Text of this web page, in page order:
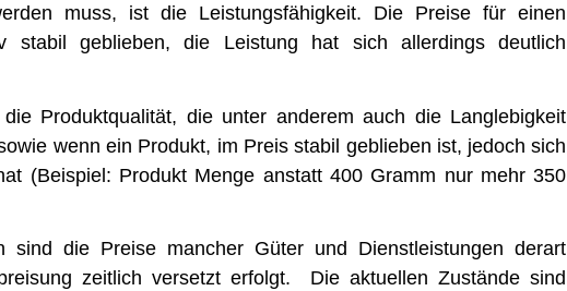
muss, ist die Leistungsfähigkeit. Die Preise für einen
stabil geblieben, die Leistung hat sich allerdings deutlich
Produktqualität, die unter anderem auch die Langlebigkeit
wenn ein Produkt, im Preis stabil geblieben ist, jedoch sich
(Beispiel: Produkt Menge anstatt 400 Gramm nur mehr 350
sind die Preise mancher Güter und Dienstleistungen derart
zeitlich versetzt erfolgt. Die aktuellen Zustände sind